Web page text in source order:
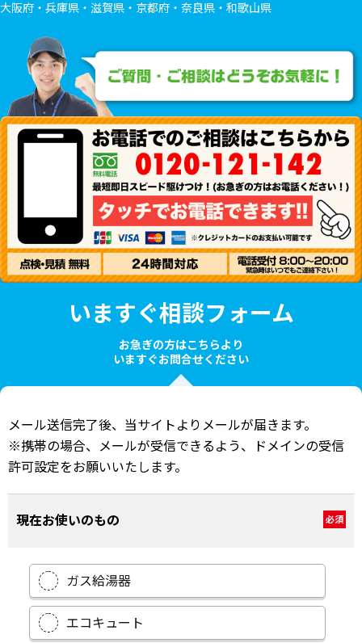
大阪府・兵庫県・滋賀県・京都府・奈良県・和歌山県
いますぐ相談フォーム
お急ぎの方はこちらより
いますぐお問合せください
メール送信完了後、当サイトよりメールが届きます。
※携帯の場合、メールが受信できるよう、ドメインの受信
許可設定をお願いいたします。
現在お使いのもの 必須
ガス給湯器
エコキュート